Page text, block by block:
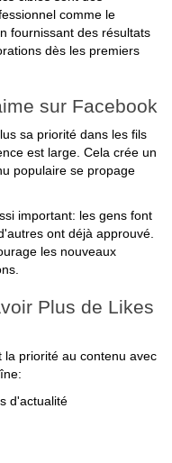
fournissant des résultats
dès les premiers
est large. Cela crée un
populaire se propage
ont déjà approuvé.
les nouveaux